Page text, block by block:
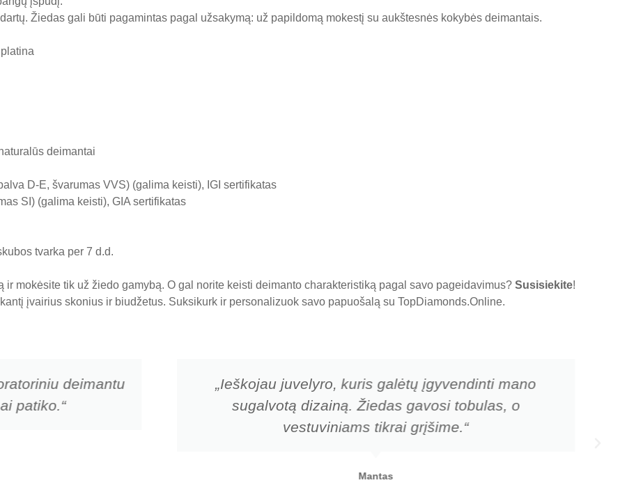
Žiedas gali būti pagamintas pagal užsakymą: už papildomą mokestį su aukštesnės kokybės deimantais.
deimantai
D-E, švarumas VVS) (galima keisti), IGI sertifikatas
SI) (galima keisti), GIA sertifikatas
tvarka per 7 d.d.
mokėsite tik už žiedo gamybą. O gal norite keisti deimanto charakteristiką pagal savo pageidavimus? Susisiekite!
įvairius skonius ir biudžetus. Suksikurk ir personalizuok savo papuošalą su TopDiamonds.Online.
deimantu
patiko.“
„Ieškojau juvelyro, kuris galėtų įgyvendinti mano
sugalvotą dizainą. Žiedas gavosi tobulas, o
vestuviniams tikrai grįšime.“
Mantas